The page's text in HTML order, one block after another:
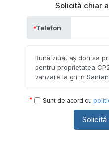
Solicită chiar
Telefon
Sunt de acord cu
Solicită